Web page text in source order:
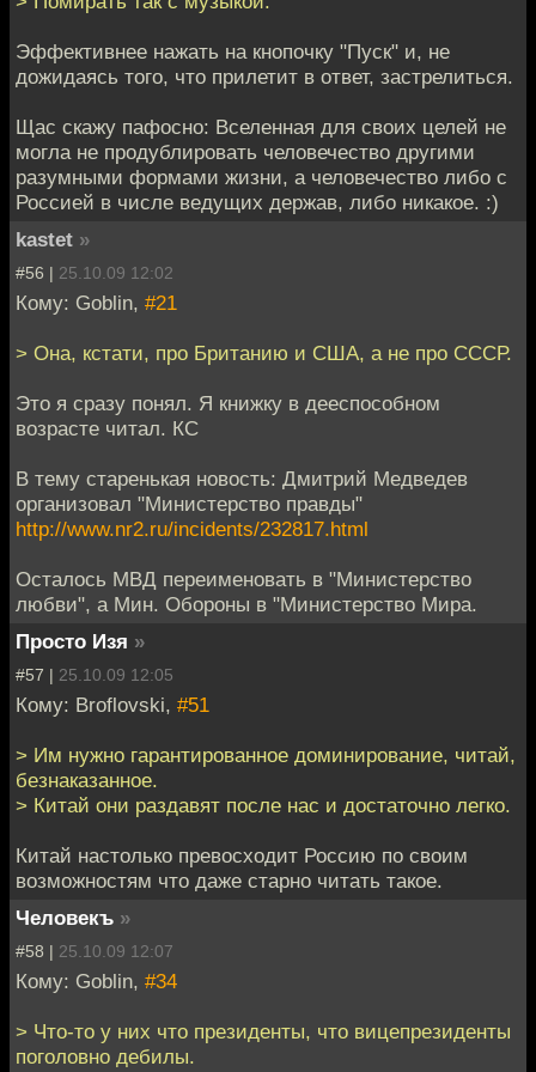
Эффективнее нажать на кнопочку "Пуск" и, не
дожидаясь того, что прилетит в ответ, застрелиться.
Щас скажу пафосно: Вселенная для своих целей не
могла не продублировать человечество другими
разумными формами жизни, а человечество либо с
Россией в числе ведущих держав, либо никакое. :)
kastet »
#56 | 25.10.09 12:02
Кому: Goblin, #21
> Она, кстати, про Британию и США, а не про СССР.
Это я сразу понял. Я книжку в дееспособном
возрасте читал. КС
В тему старенькая новость: Дмитрий Медведев
организовал "Министерство правды"
http://www.nr2.ru/incidents/232817.html
Осталось МВД переименовать в "Министерство
любви", а Мин. Обороны в "Министерство Мира.
Просто Изя »
#57 | 25.10.09 12:05
Кому: Broflovski, #51
> Им нужно гарантированное доминирование, читай,
безнаказанное.
> Китай они раздавят после нас и достаточно легко.
Китай настолько превосходит Россию по своим
возможностям что даже старно читать такое.
Человекъ »
#58 | 25.10.09 12:07
Кому: Goblin, #34
> Что-то у них что президенты, что вицепрезиденты
поголовно дебилы.